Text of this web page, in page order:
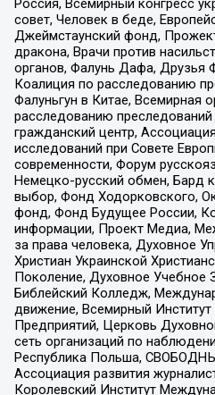
Россия, Всемирный конгресс
совет, Человек в беде,
Джеймстаунский фонд,
дракона, Врачи против
органов, Фалунь Дафа, Друзья
Коалиция по расследованию
Фалуньгун в Китае, Всемирная
расследованию
гражданский центр,
исследований при Совете
современности, Форум
Немецко-русский обмен, Бард
выбор, Фонд Ходорковского,
фонд, Фонд Будущее России,
информации, Проект Медиа,
за права человека, Духовное
Христиан Украинской
Поколение, Духовное
Библейский Колледж,
движение, Всемирный Институт
Предприятий, Церковь
сеть организаций по
Республика Польша,
Ассоциация развития
Королевский Институт